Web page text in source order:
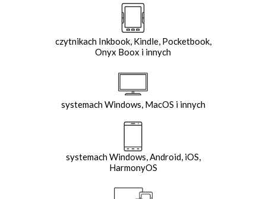
czytnikach Inkbook, Kindle, Pocketbook,
Onyx Boox i innych
systemach Windows, MacOS i innych
systemach Windows, Android, iOS,
HarmonyOS